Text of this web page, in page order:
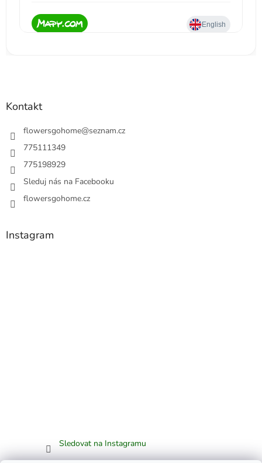
Kontakt
flowersgohome@seznam.cz
775111349
775198929
Sleduj nás na Facebooku
flowersgohome.cz
Instagram
Sledovat na Instagramu